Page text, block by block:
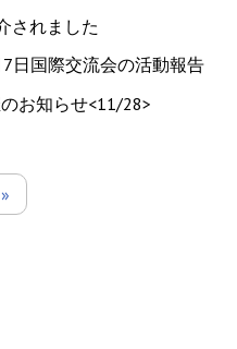
されました
日国際交流会の活動報告
お知らせ<11/28>
»